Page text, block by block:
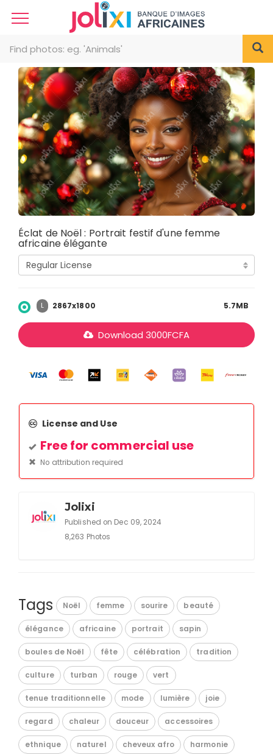
Éclat de Noël : Portrait festif d'une femme
africaine élégante
L 2867x1800 5.7MB
Download 3000FCFA
License and Use
Free for commercial use
No attribution required
Jolixi
Published on Dec 09, 2024
8,263 Photos
Tags Noël femme sourire beauté
élégance africaine portrait sapin
boules de Noël fête célébration tradition
culture turban rouge vert
tenue traditionnelle mode lumière joie
regard chaleur douceur accessoires
ethnique naturel cheveux afro harmonie